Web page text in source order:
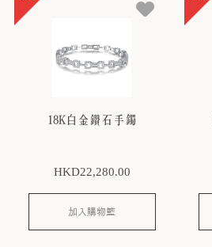
18K白金鑽石手鐲
HKD22,280.00
加入購物籃